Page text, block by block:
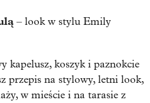
– look w stylu Emily
kapelusz, koszyk i paznokcie
przepis na stylowy, letni look,
w mieście i na tarasie z